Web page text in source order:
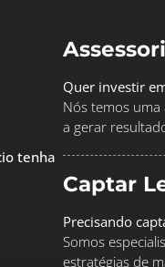
tenha
Quer investir
Nós temos uma
a gerar
Captar
Precisando
Somos
estratégias de